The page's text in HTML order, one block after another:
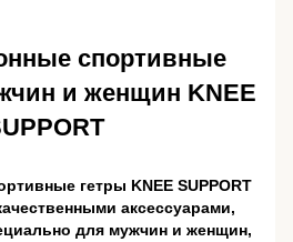
спортивные
и женщин KNEE
гетры KNEE SUPPORT
аксессуарами,
для мужчин и женщин,